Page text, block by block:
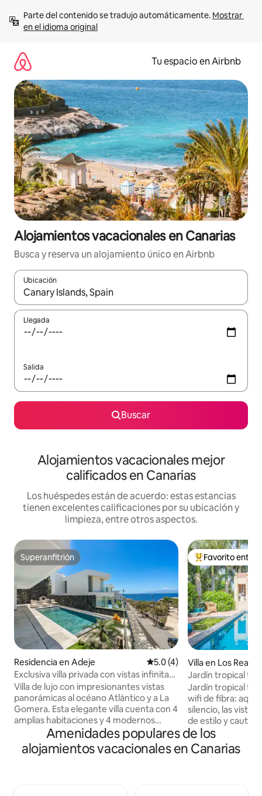
contenido
Parte del contenido se tradujo automáticamente. Mostrar
en el idioma original
Tu espacio en Airbnb
Alojamientos vacacionales en Canarias
Busca y reserva un alojamiento único en Airbnb
Ubicación
Cuando los resultados estén disponibles, podrás navegar
Llegada
Salida
Buscar
Alojamientos vacacionales mejor
calificados en Canarias
Los huéspedes están de acuerdo: estas estancias
tienen excelentes calificaciones por su ubicación y
limpieza, entre otros aspectos.
Superanfitrión
Superanfitrión
Residencia en Adeje Calificación promedio: 5.0
5.0 (4)
Exclusiva villa privada con vistas infinitas
al mar
Villa de lujo con impresionantes vistas
panorámicas al océano Atlántico y a La
Gomera. Esta elegante villa cuenta con 4
amplias habitaciones y 4 modernos
baños, perfecta para familias o grupos
que buscan comodidad y privacidad.
Disfruta de una alberca climatizada, un
De los mejores
Favorito entre
Villa en Los
Jardín tropical
cerca del mar
Jardín tropical
wifi de fibra: aquí
silencio, las vistas
de estilo y
el rincón más
piscina y el salón
disfrutar
Amenidades populares de los
alojamientos vacacionales en Canarias